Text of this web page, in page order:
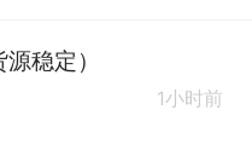
稳定）
1小时前